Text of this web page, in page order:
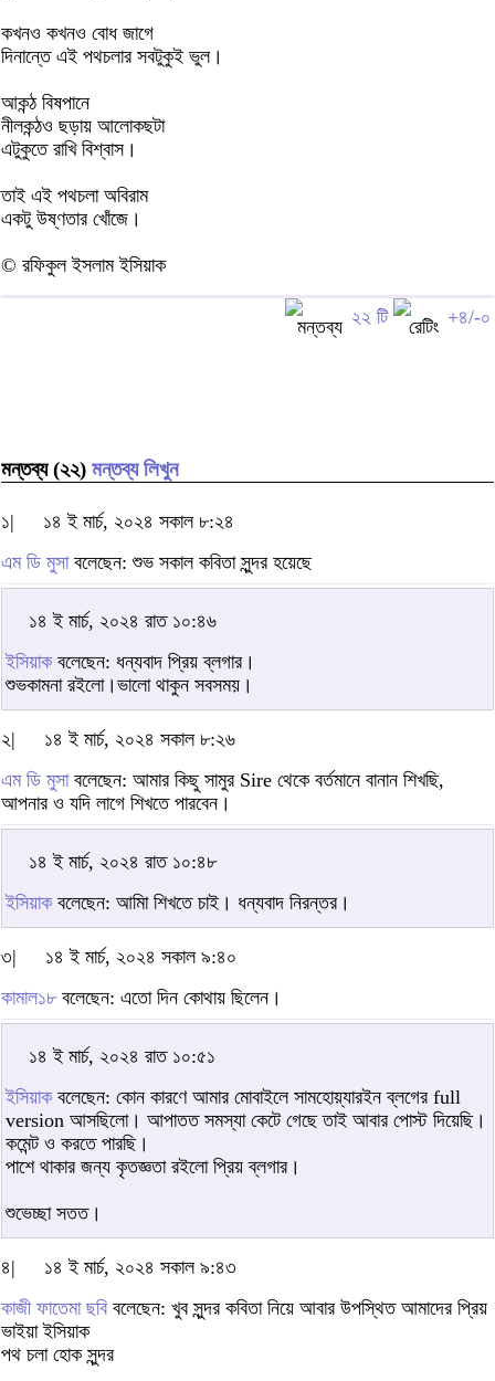
কখনও কখনও বোধ জাগে
দিনান্তে এই পথচলার সবটুকুই ভুল।
আকন্ঠ বিষপানে
নীলকন্ঠও ছড়ায় আলোকছটা
এটুকুতে রাখি বিশ্বাস।
তাই এই পথচলা অবিরাম
একটু উষ্ণতার খোঁজে।
© রফিকুল ইসলাম ইসিয়াক
২২ টি +৪/-০
মন্তব্য (২২) মন্তব্য লিখুন
১|
১৪ ই মার্চ, ২০২৪ সকাল ৮:২৪
এম ডি মুসাবলেছেন: শুভ সকাল কবিতা সুন্দর হয়েছে
১৪ ই মার্চ, ২০২৪ রাত ১০:৪৬
ইসিয়াকবলেছেন: ধন্যবাদ প্রিয় ব্লগার।
শুভকামনা রইলো।ভালো থাকুন সবসময়।
২|
১৪ ই মার্চ, ২০২৪ সকাল ৮:২৬
এম ডি মুসাবলেছেন: আমার কিছু সামুর Sire থেকে বর্তমানে বানান শিখছি,
আপনার ও যদি লাগে শিখতে পারবেন।
১৪ ই মার্চ, ২০২৪ রাত ১০:৪৮
ইসিয়াকবলেছেন: আমাি শিখতে চাই। ধন্যবাদ নিরন্তর।
৩|
১৪ ই মার্চ, ২০২৪ সকাল ৯:৪০
কামাল১৮বলেছেন: এতো দিন কোথায় ছিলেন।
১৪ ই মার্চ, ২০২৪ রাত ১০:৫১
ইসিয়াকবলেছেন: কোন কারণে আমার মোবাইলে সামহোয়্যারইন ব্লগের full
version আসছিলো। আপাতত সমস্যা কেটে গেছে তাই আবার পোস্ট দিয়েছি।
কমেন্ট ও করতে পারছি।
পাশে থাকার জন্য কৃতজ্ঞতা রইলো প্রিয় ব্লগার।
শুভেচ্ছা সতত।
৪|
১৪ ই মার্চ, ২০২৪ সকাল ৯:৪৩
কাজী ফাতেমা ছবি বলেছেন: খুব সুন্দর কবিতা নিয়ে আবার উপস্থিত আমাদের প্রিয়
ভাইয়া ইসিয়াক
পথ চলা হোক সুন্দর